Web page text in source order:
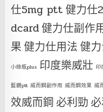
仕5mg ptt健力仕
dcard健力仕副作
果健力仕用法健
小綠瓶plus 印度樂威壯 印
藍鑽ptt 威而鋼副作用 威而鋼效果 威
效威而鋼 必利勁